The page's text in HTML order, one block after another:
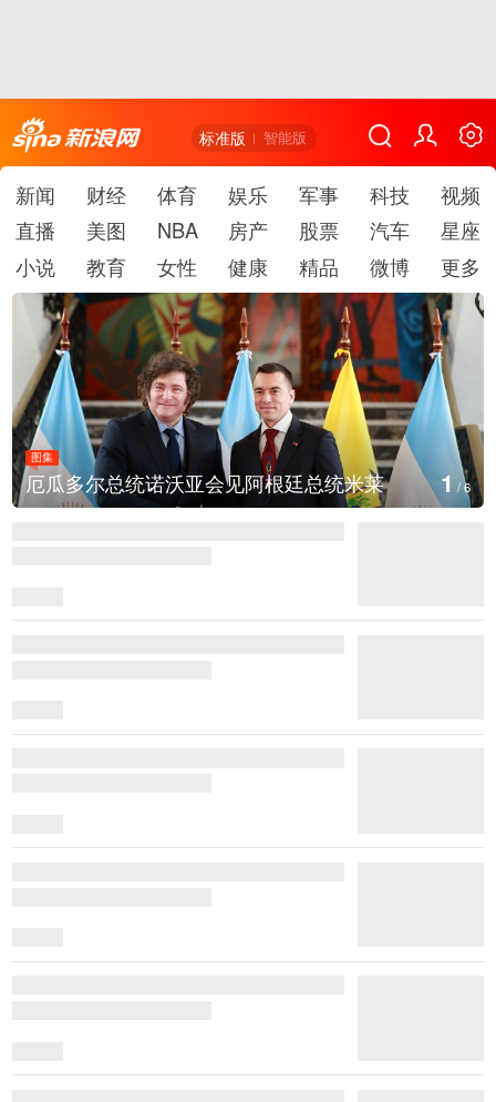
标准版 智能版
新闻 财经 体育 娱乐 军事 科技
视频
直播
美图 NBA 房产 股票 汽车
星座
小说
教育 女性 健康 精品 微博 更多
图集
厄瓜多尔总统诺沃亚会见阿根廷总统米莱 1/6